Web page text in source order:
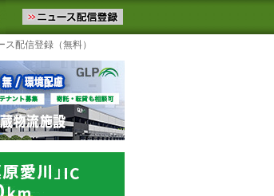
ます。物流ニュースメール配信を登録す
よく見るテーマ
ス配信登録（無料）